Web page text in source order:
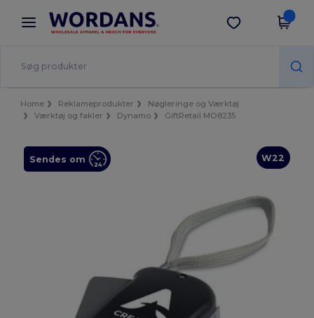
× Wordans-app
Bedre priser i appen!
Hent app
Home Reklameprodukter
Nøgleringe og Værktøj
Værktøj og fakler
Dynamo GiftRetail MO8235
W22
Sendes om